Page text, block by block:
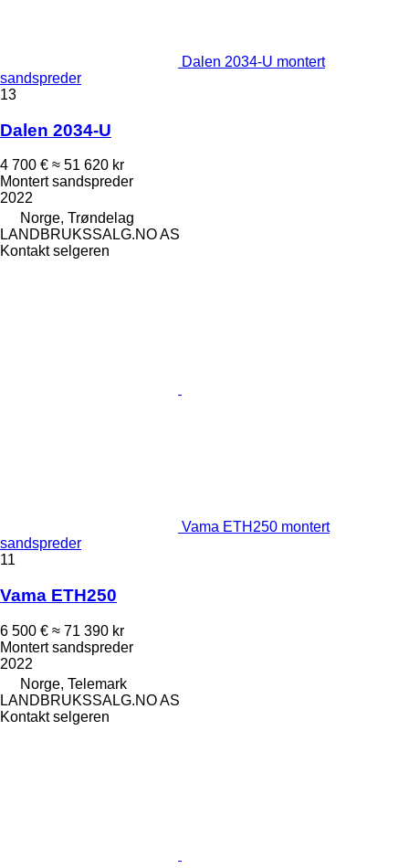
Dalen 2034-U montert
sandspreder
13
Dalen 2034-U
4 700 € ≈ 51 620 kr
Montert sandspreder
2022
Norge, Trøndelag
LANDBRUKSSALG.NO AS
Kontakt selgeren
Vama ETH250 montert
sandspreder
11
Vama ETH250
6 500 € ≈ 71 390 kr
Montert sandspreder
2022
Norge, Telemark
LANDBRUKSSALG.NO AS
Kontakt selgeren